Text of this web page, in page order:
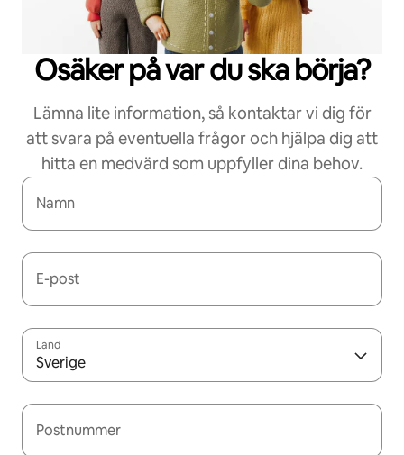
Osäker på var du ska börja?
Lämna lite information, så kontaktar vi dig för
att svara på eventuella frågor och hjälpa dig att
hitta en medvärd som uppfyller dina behov.
Namn
E-post
Land
Sverige
Postnummer